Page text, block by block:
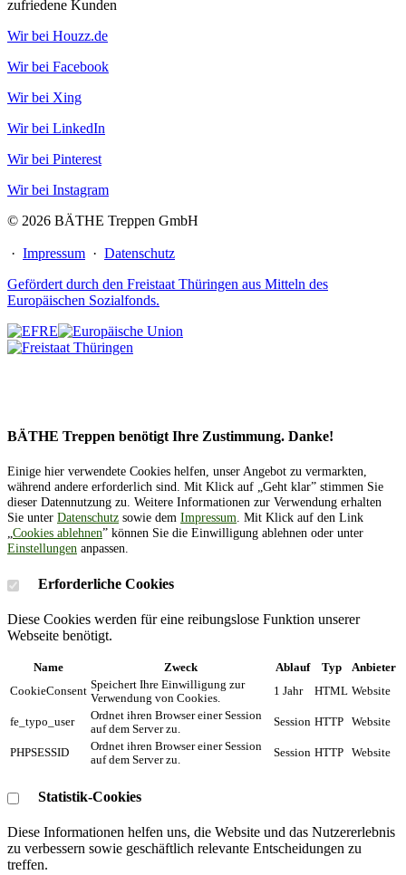
zufriedene Kunden
Wir bei Houzz.de
Wir bei Facebook
Wir bei Xing
Wir bei LinkedIn
Wir bei Pinterest
Wir bei Instagram
© 2026 BÄTHE Treppen GmbH
· Impressum · Datenschutz
Gefördert durch den Freistaat Thüringen aus Mitteln des
Europäischen Sozialfonds.
BÄTHE Treppen benötigt Ihre Zustimmung. Danke!
Einige hier verwendete Cookies helfen, unser Angebot zu vermarkten,
während andere erforderlich sind. Mit Klick auf „Geht klar” stimmen Sie
dieser Datennutzung zu. Weitere Informationen zur Verwendung erhalten
Sie unter Datenschutz sowie dem Impressum. Mit Klick auf den Link
„Cookies ablehnen” können Sie die Einwilligung ablehnen oder unter
Einstellungen anpassen.
Erforderliche Cookies
Diese Cookies werden für eine reibungslose Funktion unserer
Webseite benötigt.
Name Zweck Ablauf Typ
Anbieter
CookieConsent Speichert Ihre Einwilligung zur
Verwendung von Cookies.
1 Jahr HTML Website
fe_typo_user
Ordnet ihren Browser einer Session
auf dem Server zu.
Session HTTP Website
PHPSESSID
Ordnet ihren Browser einer Session
auf dem Server zu.
Session HTTP Website
Statistik-Cookies
Diese Informationen helfen uns, die Website und das Nutzererlebnis
zu verbessern sowie geschäftlich relevante Entscheidungen zu
treffen.